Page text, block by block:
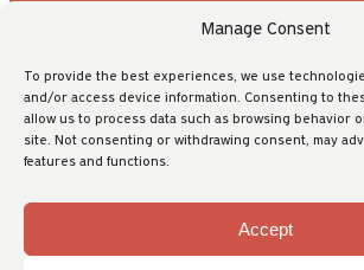
Manage Consent
To provide the best experiences, we use
and/or access device information. Consenting to
allow us to process data such as browsing behavior
site. Not consenting or withdrawing consent, may
features and functions.
Accept